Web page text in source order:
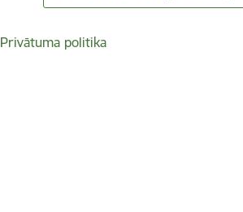
Privātuma politika